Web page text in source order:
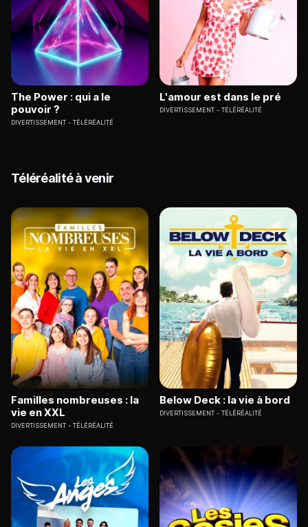
The Power : qui a le
pouvoir ?
DIVERTISSEMENT TÉLÉRÉALITÉ
L'amour est dans le pré
DIVERTISSEMENT TÉLÉRÉALITÉ
Téléréalité à venir
Familles nombreuses : la
vie en XXL
DIVERTISSEMENT TÉLÉRÉALITÉ
Below Deck : la vie à bord
DIVERTISSEMENT TÉLÉRÉALITÉ